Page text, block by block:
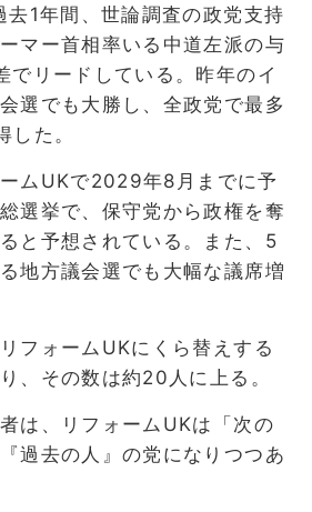
去1年間、世論調査の政党支持
マー首相率いる中道左派の与
でリードしている。昨年のイ
選でも大勝し、全政党で最多
た。
ムUKで2029年8月までに予
選挙で、保守党から政権を奪
と予想されている。また、5
地方議会選でも大幅な議席増
フォームUKにくら替えする
、その数は約20人に上る。
は、リフォームUKは「次の
過去の人』の党になりつつあ